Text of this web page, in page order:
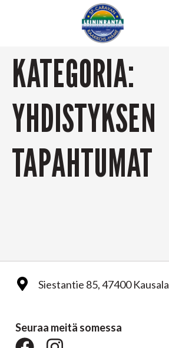
KATEGORIA:
YHDISTYKSEN
TAPAHTUMAT
Siestantie 85, 47400 Kausala
Seuraa meitä somessa